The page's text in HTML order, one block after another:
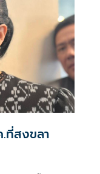
ที่สงขลา